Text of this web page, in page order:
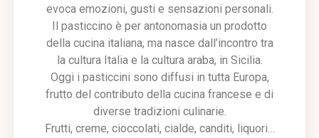
evoca emozioni, gusti e sensazioni personali.
Il pasticcino è per antonomasia un prodotto
della cucina italiana, ma nasce dall’incontro tra
la cultura Italia e la cultura araba, in Sicilia.
Oggi i pasticcini sono diffusi in tutta Europa,
frutto del contributo della cucina francese e di
diverse tradizioni culinarie.
Frutti, creme, cioccolati, cialde, canditi, liquori…